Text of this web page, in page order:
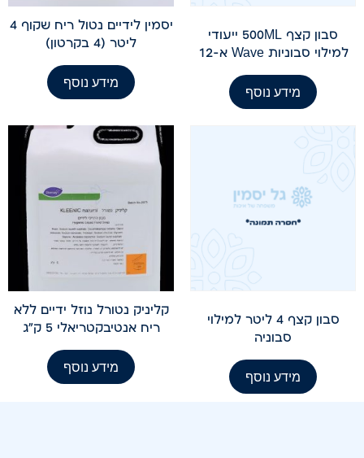
סבון קצף 500ML ייעודי
למילוי סבוניות Wave א-12
מידע נוסף
יסמין לידיים נטול ריח שקוף 4
ליטר (4 בקרטון)
מידע נוסף
סבון קצף 4 ליטר למילוי
סבוניה
מידע נוסף
קליניק נטורל נוזל ידיים ללא
ריח אנטיבקטריאלי 5 ק"ג
מידע נוסף